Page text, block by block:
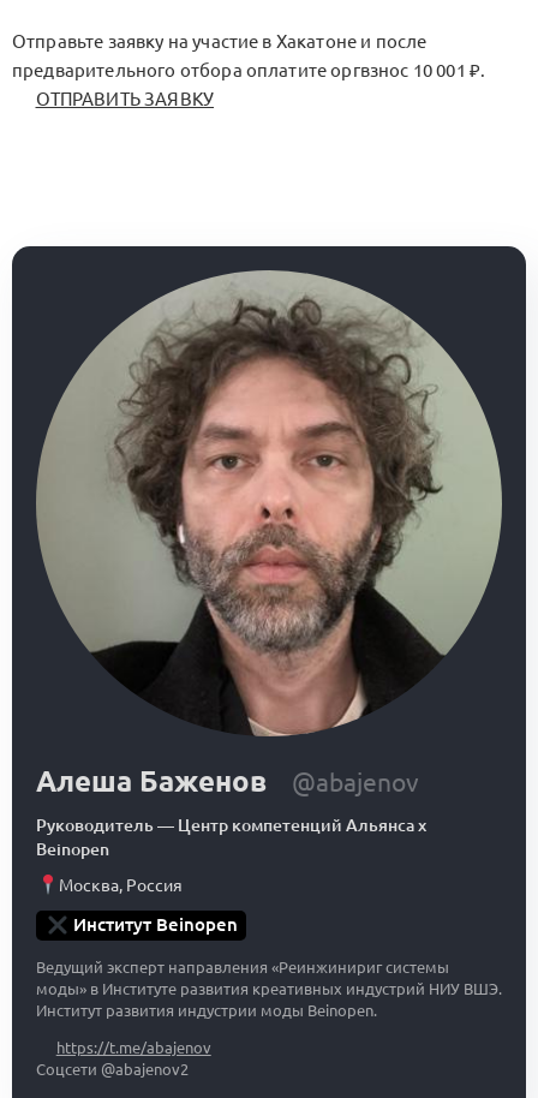
Отправьте заявку на участие в Хакатоне и после
предварительного отбора оплатите оргвзнос 10 001 ₽.
ОТПРАВИТЬ ЗАЯВКУ
Алеша Баженов @abajenov
Руководитель— Центр компетенций Альянса x
Beinopen
Москва, Россия
Институт Beinopen
Ведущий эксперт направления «Реинжинириг системы
моды» в Институте развития креативных индустрий НИУ ВШЭ.
Институт развития индустрии моды Beinopen.
https://t.me/abajenov
Соцсети @abajenov2